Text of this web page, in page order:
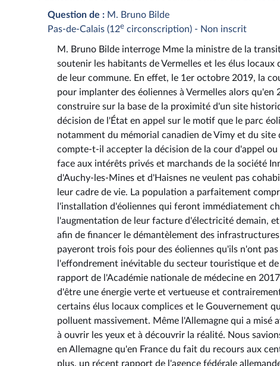
Question de : M. Bruno Bilde
Pas-de-Calais (12e circonscription) - Non inscrit
M. Bruno Bilde interroge Mme la ministre de la
soutenir les habitants de Vermelles et les élus
de leur commune. En effet, le 1er octobre 2019, la
pour implanter des éoliennes à Vermelles alors
construire sur la base de la proximité d'un site
décision de l'État en appel sur le motif que le parc
notamment du mémorial canadien de Vimy et du
compte-t-il accepter la décision de la cour d'appel
face aux intérêts privés et marchands de la société
d'Auchy-les-Mines et d'Haisnes ne veulent pas
leur cadre de vie. La population a parfaitement
l'installation d'éoliennes qui feront immédiatement
l'augmentation de leur facture d'électricité demain,
afin de financer le démantèlement des
payeront trois fois pour des éoliennes qu'ils n'ont
l'effondrement inévitable du secteur touristique et
rapport de l'Académie nationale de médecine en
d'être une énergie verte et vertueuse et
certains élus locaux complices et le Gouvernement
polluent massivement. Même l'Allemagne qui a misé
à ouvrir les yeux et à découvrir la réalité. Nous
en Allemagne qu'en France du fait du recours aux
plus, un récent rapport de l'agence fédérale